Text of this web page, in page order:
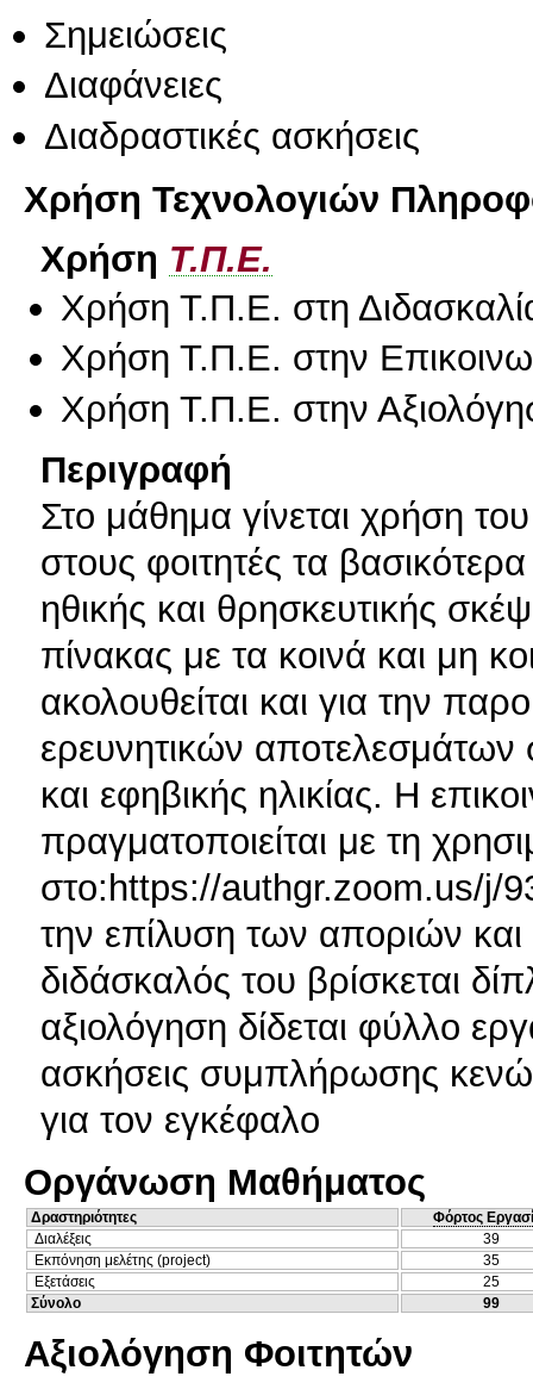
Σημειώσεις
Διαφάνειες
Διαδραστικές ασκήσεις
Χρήση Τεχνολογιών
Χρήση Τ.Π.Ε.
Χρήση Τ.Π.Ε. στη
Χρήση Τ.Π.Ε. στην
Χρήση Τ.Π.Ε. στην
Περιγραφή
Στο μάθημα γίνεται χρήση
στους φοιτητές τα
ηθικής και θρησκευτικής
πίνακας με τα κοινά και μη
ακολουθείται και για την
ερευνητικών αποτελεσμάτων
και εφηβικής ηλικίας. Η
πραγματοποιείται με τη
στο:https://authgr.zoom.us/j/
την επίλυση των αποριών και
διδάσκαλός του βρίσκεται
αξιολόγηση δίδεται φύλλο
ασκήσεις συμπλήρωσης
για τον εγκέφαλο
Οργάνωση Μαθήματος
Δραστηριότητες
Φόρτος
Διαλέξεις
39
Εκπόνηση μελέτης (project)
35
Εξετάσεις
25
Σύνολο
99
Αξιολόγηση Φοιτητών